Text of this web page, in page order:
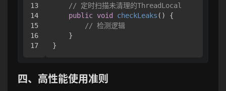
13
14
15
16
// 定时扫描未清理的ThreadLocal
public void checkLeaks ()
{
// 检测逻辑
    }
四、高性能使用准则